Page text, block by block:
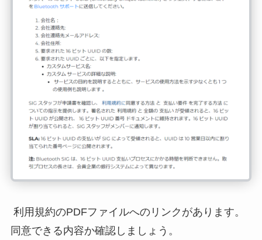
利用規約のPDFファイルへのリンクがあります。
同意できる内容か確認しましょう。